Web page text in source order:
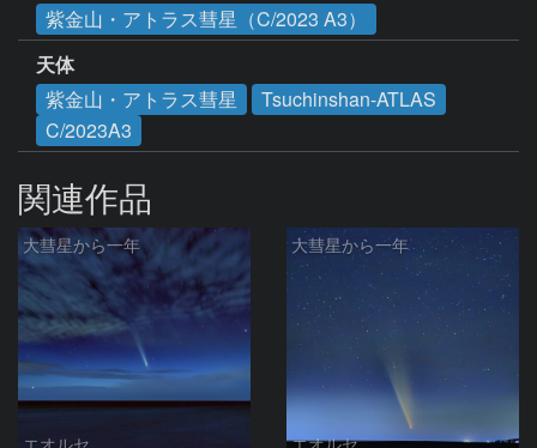
紫金山・アトラス彗星（C/2023 A3）
天体
紫金山・アトラス彗星
Tsuchinshan-ATLAS
C/2023A3
関連作品
大彗星から一年
エオルセ
大彗星から一年
エオルセ